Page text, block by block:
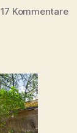
17 Kommentarezu